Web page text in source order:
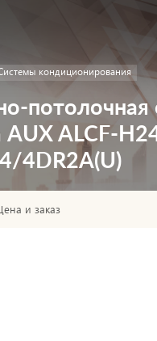
кондиционирования
потолочная
AUX ALCF-
4DR2A(U)
и заказ